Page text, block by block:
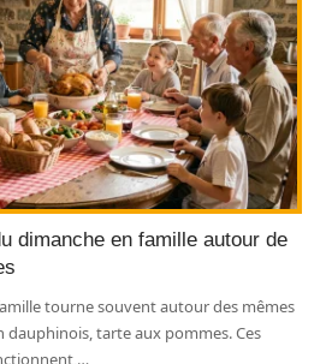
dimanche en famille autour de
tourne souvent autour des mêmes
tarte aux pommes. Ces
…